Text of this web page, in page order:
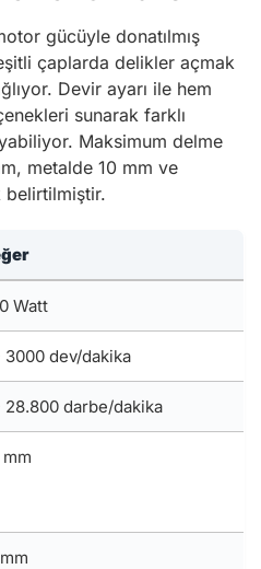
gücüyle donatılmış
çaplarda delikler açmak
Devir ayarı ile hem
sunarak farklı
Maksimum delme
metalde 10 mm ve
belirtilmiştir.
Watt
3000 dev/dakika
28.800 darbe/dakika